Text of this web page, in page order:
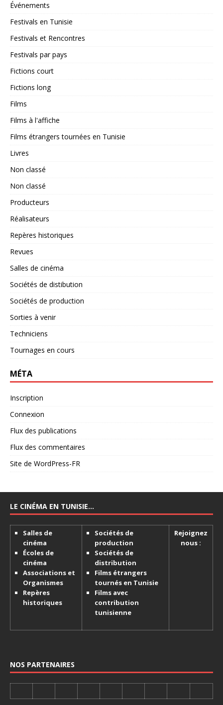
Événements
Festivals en Tunisie
Festivals et Rencontres
Festivals par pays
Fictions court
Fictions long
Films
Films à l'affiche
Films étrangers tournées en Tunisie
Livres
Non classé
Non classé
Producteurs
Réalisateurs
Repères historiques
Revues
Salles de cinéma
Sociétés de distibution
Sociétés de production
Sorties à venir
Techniciens
Tournages en cours
MÉTA
Inscription
Connexion
Flux des publications
Flux des commentaires
Site de WordPress-FR
LE CINÉMA EN TUNISIE…
Salles de
cinéma
Écoles de
cinéma
Associations et
Organismes
Repères
historiques
Sociétés de
production
Sociétés de
distribution
Films étrangers
tournés en Tunisie
Films avec
contribution
tunisienne
Rejoignez
nous :
NOS PARTENAIRES